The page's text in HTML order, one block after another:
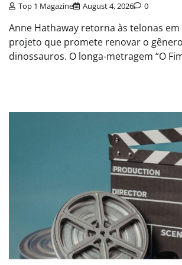
Top 1 Magazine August 4, 2026 0
Anne Hathaway retorna às telonas
projeto que promete renovar o
dinossauros. O longa-metragem “O